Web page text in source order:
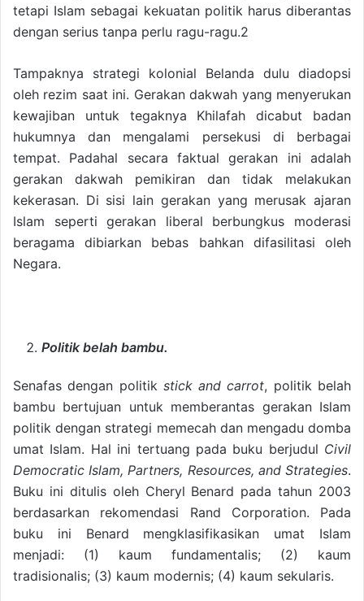
tetapi Islam sebagai kekuatan politik harus diberantas
dengan serius tanpa perlu ragu-ragu.2
Tampaknya strategi kolonial Belanda dulu diadopsi
oleh rezim saat ini. Gerakan dakwah yang menyerukan
kewajiban untuk tegaknya Khilafah dicabut badan
hukumnya dan mengalami persekusi di berbagai
tempat. Padahal secara faktual gerakan ini adalah
gerakan dakwah pemikiran dan tidak melakukan
kekerasan. Di sisi lain gerakan yang merusak ajaran
Islam seperti gerakan liberal berbungkus moderasi
beragama dibiarkan bebas bahkan difasilitasi oleh
Negara.
Politik belah bambu.
Senafas dengan politik stick and carrot, politik belah
bambu bertujuan untuk memberantas gerakan Islam
politik dengan strategi memecah dan mengadu domba
umat Islam. Hal ini tertuang pada buku berjudul Civil
Democratic Islam, Partners, Resources, and Strategies.
Buku ini ditulis oleh Cheryl Benard pada tahun 2003
berdasarkan rekomendasi Rand Corporation. Pada
buku ini Benard mengklasifikasikan umat Islam
menjadi: (1) kaum fundamentalis; (2) kaum
tradisionalis; (3) kaum modernis; (4) kaum sekularis.